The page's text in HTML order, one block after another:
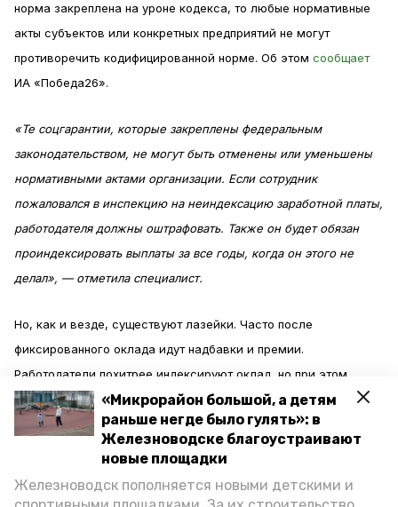
«Микрорайон большой, а детям
раньше негде было гулять»: в
Железноводске благоустраивают
новые площадки
Железноводск пополняется новыми детскими и
норма закреплена на уроне кодекса, то любые нормативные
акты субъектов или конкретных предприятий не могут
противоречить кодифицированной норме. Об этом сообщает
ИА «Победа26».
«Те соцгарантии, которые закреплены федеральным
законодательством, не могут быть отменены или уменьшены
нормативными актами организации. Если сотрудник
пожаловался в инспекцию на неиндексацию заработной платы,
работодателя должны оштрафовать. Также он будет обязан
проиндексировать выплаты за все годы, когда он этого не
делал», — отметила специалист.
Но, как и везде, существуют лазейки. Часто после
фиксированного оклада идут надбавки и премии.
Работодатели похитрее индексируют оклад, но при этом
снижают стимулирующие выплаты. Юрист посоветовала
смотреть на положение об оплате труда в каждом отдельном
предприятии, так как в нём прописаны все механизмы